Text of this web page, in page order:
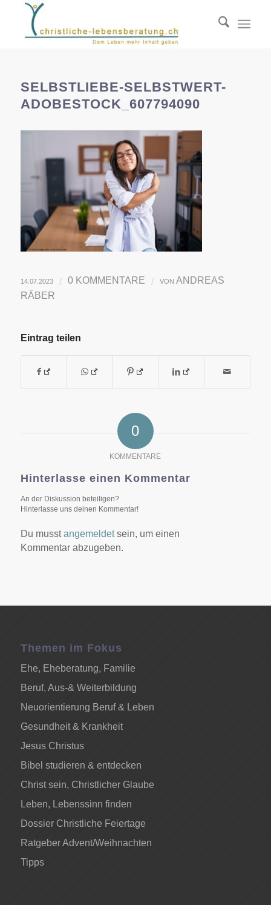
SELBSTLIEBE-SELBSTWERT-
ADOBESTOCK_607794090
14.07.2023 / 0 KOMMENTARE / VON ANDREAS
RÄBER
Eintrag teilen
0
KOMMENTARE
Hinterlasse einen Kommentar
An der Diskussion beteiligen?
Hinterlasse uns deinen Kommentar!
Du musstangemeldetsein, um einen
Kommentar abzugeben.
Themen im Fokus
Ehe, Eheberatung, Familie
Beruf, Aus-& Weiterbildung
Neuorientierung Beruf & Leben
Gesundheit & Krankheit
Jesus Christus
Bibel studieren & entdecken
Christ sein, Christlicher Glaube
Leben, Lebenssinn finden
Dossier Christliche Feiertage
Ratgeber Advent/Weihnachten
Tipps